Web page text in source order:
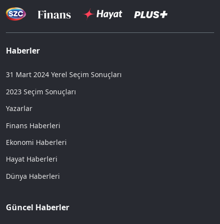
Haberler
31 Mart 2024 Yerel Seçim Sonuçları
2023 Seçim Sonuçları
Yazarlar
Finans Haberleri
Ekonomi Haberleri
Hayat Haberleri
Dünya Haberleri
Güncel Haberler